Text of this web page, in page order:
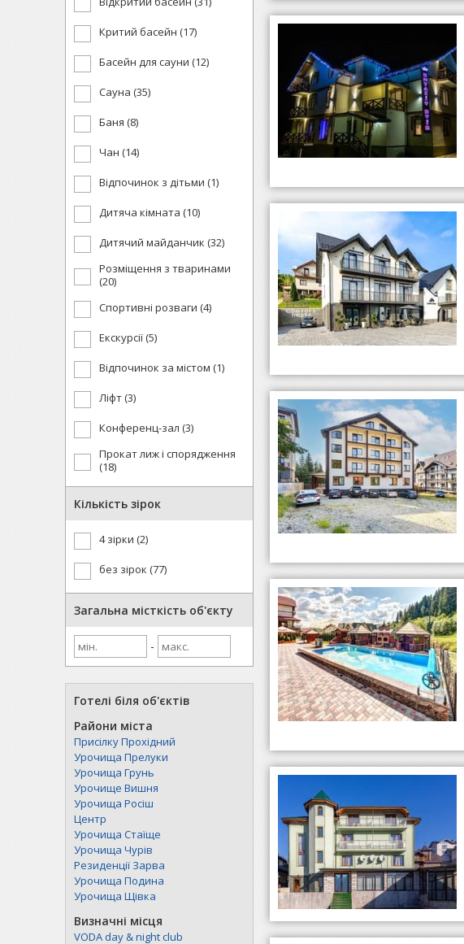
Критий басейн (17)
Басейн для сауни (12)
Сауна (35)
Баня (8)
Чан (14)
Відпочинок з дітьми (1)
Дитяча кімната (10)
Дитячий майданчик (32)
Розміщення з тваринами
(20)
Спортивні розваги (4)
Екскурсії (5)
Відпочинок за містом (1)
Ліфт (3)
Конференц-зал (3)
Прокат лиж і спорядження
(18)
Кількість зірок
4 зірки (2)
без зірок (77)
Загальна місткість об'єкту
-
Готелі біля об'єктів
Райони міста
Присілку Прохідний
Урочища Прелуки
Урочища Грунь
Урочище Вишня
Урочища Росіш
Центр
Урочища Стаїще
Урочища Чурів
Резиденції Зарва
Урочища Подина
Урочища Щівка
Визначні місця
VODA day & night club